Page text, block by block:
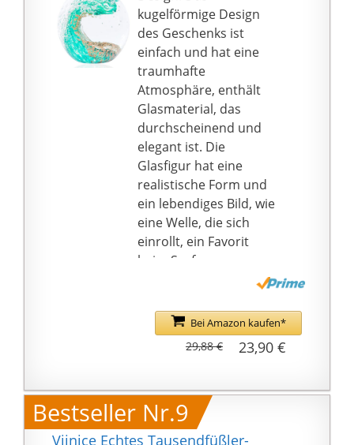
【Freisprechlupe】:
Das Metallband ist
ideal, um Kratzer zu
vermeiden. Sehr
einfach zu bedienen
und verhindert, dass
Ihre Augen müde
werden. Sie können das
Lesen ohne Stress für
Ihre Augen genießen,
schöne Lesehilfen
【Novelry Gift】:
Perfektes Geschenk für
Älteste, die
presbyopisch sind oder
Sehstörungen haben;
oder für die Person, die
Amblyopie hat. Mit der
10-fachen Lupe können
Karte problemlos lesen,
egal wie klein der
Charakter ist. Das Glas
kugelförmige Design
des Geschenks ist
einfach und hat eine
traumhafte
Atmosphäre, enthält
Glasmaterial, das
durchscheinend und
elegant ist. Die
Glasfigur hat eine
realistische Form und
ein lebendiges Bild, wie
eine Welle, die sich
einrollt, ein Favorit
beim Surfen.
Gewicht 4,8 cm. Jede
der handgefertigten
Glas-Statuen ist
etwas anderen Form,
mit einem
Blasenverzierungseffekt
Bei Amazon kaufen*
23,90 €
29,88 €
Bestseller Nr.9
Viinice Echtes Tausendfüßler-